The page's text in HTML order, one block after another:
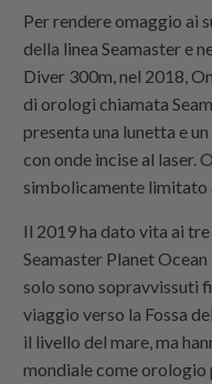
Per rendere omaggio ai
della linea Seamaster e
Diver 300m, nel 2018,
di orologi chiamata
presenta una lunetta e
con onde incise al laser.
simbolicamente limitato
Il 2019 ha dato vita ai
Seamaster Planet
solo sono sopravvissuti
viaggio verso la Fossa
il livello del mare, ma
mondiale come orologio